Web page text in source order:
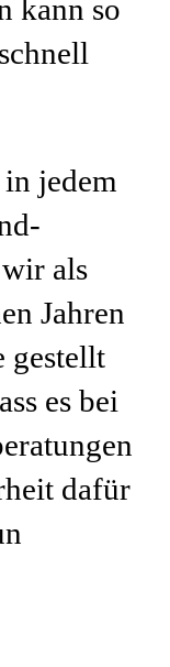
kann so
jedem
als
Jahren
gestellt
es bei
dafür